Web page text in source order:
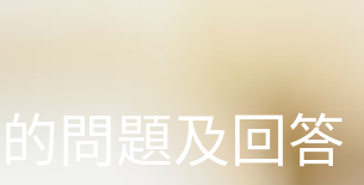
問題及回答